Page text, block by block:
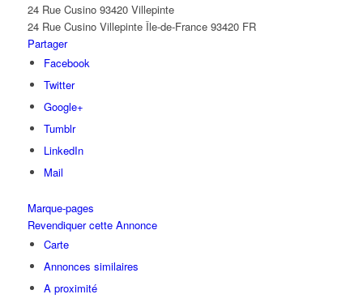
24 Rue Cusino 93420 Villepinte
24 Rue Cusino Villepinte Île-de-France 93420 FR
Partager
Facebook
Twitter
Google+
Tumblr
LinkedIn
Mail
Marque-pages
Revendiquer cette Annonce
Carte
Annonces similaires
A proximité